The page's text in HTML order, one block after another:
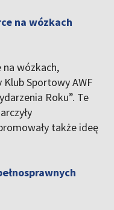
na wózkach
wózkach,
Sportowy AWF
Roku”. Te
także ideę